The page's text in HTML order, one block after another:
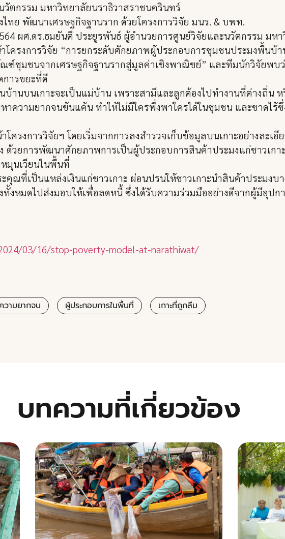
ตกรรม มหาวิทยาลัยนราธิวาสราชนครินทร์
พัฒนาเศรษฐกิจฐานราก ด้วยโครงการวิจัย มนร. & บพท.
ผศ.ดร.ธมยันตี ประยูรพันธ์ ผู้อำนวยการศูนย์วิจัยและนวัตกรรม มห
ครงการวิจัย “การยกระดับศักยภาพผู้ประกอบการชุมชนประมงพื้นบ้า
ฑ์ชุมชนจากเศรษฐกิจฐานรากสู่มูลค่าเชิงพาณิชย์” และทีมนักวิจัยพบ
การขยะที่ดี
นบนเกาะจะเป็นแม่บ้าน เพราะสามีและลูกต้องไปทำงานที่ต่างถิ่น ห
วามยากจนข้นแค้น ทำให้ไม่มีใครพึ่งพาใครได้ในชุมชน และขาดไร้ซึ่
รงการวิจัยฯ โดยเริ่มจากการลงสำรวจเก็บข้อมูลบนเกาะอย่างละเ
วยการพัฒนาศักยภาพการเป็นผู้ประกอบการสินค้าประมงแก่ชาวเกา
มุนเวียนในพื้นที่
ณที่เป็นแหล่งเงินแก่ชาวเกาะ ผ่อนปรนให้ชาวเกาะนำสินค้าประมงบ
งหมดไปส่งมอบให้เพื่อลดหนี้ ซึ่งได้รับความร่วมมืออย่างดีจากผู้มีอุปก
03/16/stop-poverty-model-at-narathiwat/
ามยากจน ผู้ประกอบการในพื้นที่ เกาะที่ถูกลืม
บทความที่เกี่ยวข้อง